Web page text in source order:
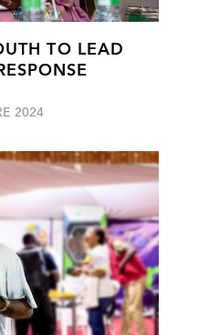
TO LEAD
2024